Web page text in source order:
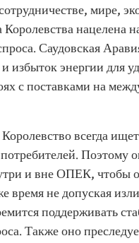
мире,
нацелена
Саудовская
избыток энергии для
с поставками на
всегда
Поэтому
и вне ОПЕК, чтобы
не допуская
поддерживать
Также оно